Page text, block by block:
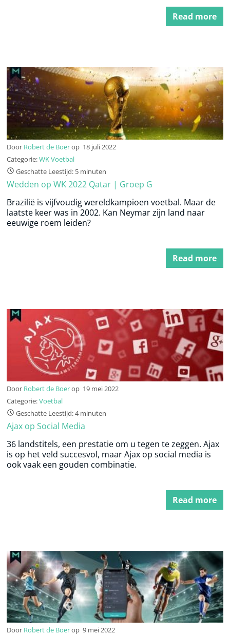
Read more
Door Robert de Boerop 18 juli 2022
Categorie:WK Voetbal
Geschatte Leestijd: 5 minuten
Wedden op WK 2022 Qatar | Groep G
Brazilië is vijfvoudig wereldkampioen voetbal. Maar de
laatste keer was in 2002. Kan Neymar zijn land naar
eeuwige roem leiden?
Read more
Door Robert de Boerop 19 mei 2022
Categorie:Voetbal
Geschatte Leestijd: 4 minuten
Ajax op Social Media
36 landstitels, een prestatie om u tegen te zeggen. Ajax
is op het veld succesvol, maar Ajax op social media is
ook vaak een gouden combinatie.
Read more
Door Robert de Boerop 9 mei 2022